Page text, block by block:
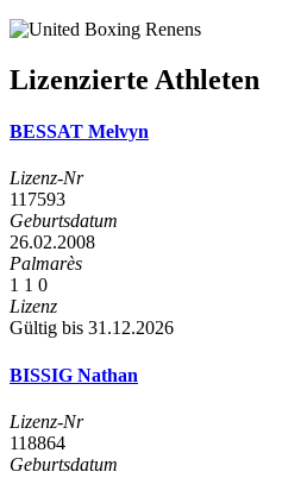
Lizenzierte Athleten
BESSAT Melvyn
Lizenz-Nr
117593
Geburtsdatum
26.02.2008
Palmarès
1 1 0
Lizenz
Gültig bis 31.12.2026
BISSIG Nathan
Lizenz-Nr
118864
Geburtsdatum